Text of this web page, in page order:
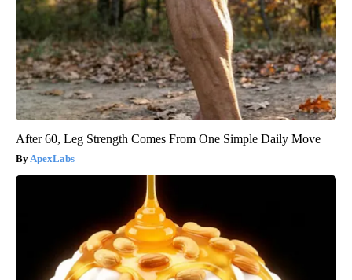
After 60, Leg Strength Comes From One Simple Daily Move
ApexLabs